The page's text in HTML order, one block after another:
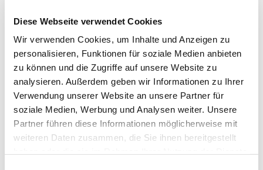
Diese Webseite verwendet Cookies
Wir verwenden Cookies, um Inhalte und Anzeigen zu
personalisieren, Funktionen für soziale Medien anbieten
zu können und die Zugriffe auf unsere Website zu
analysieren. Außerdem geben wir Informationen zu Ihrer
Verwendung unserer Website an unsere Partner für
soziale Medien, Werbung und Analysen weiter. Unsere
Partner führen diese Informationen möglicherweise mit
weiteren Daten zusammen, die Sie ihnen bereitgestellt